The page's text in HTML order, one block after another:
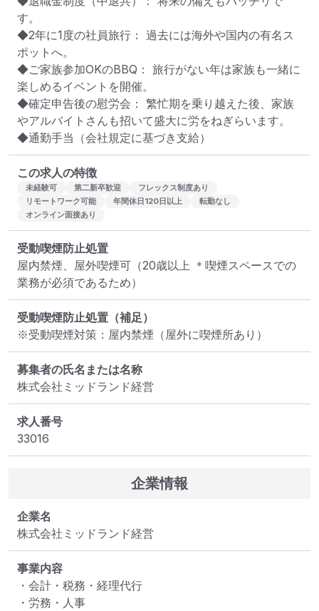
す。
◆2年に1度の社員旅行： 過去には海外や国内の有名ス
ポットへ。
◆ご家族参加OKのBBQ： 旅行がない年は家族も一緒に
楽しめるイベントを開催。
◆確定申告後の慰労会： 繁忙期を乗り越えた後、家族
やアルバイトさんも招いて盛大に労をねぎらいます。
◆通勤手当（会社規定に基づき支給）
この求人の特徴
未経験可 第二新卒歓迎
フレックス制度あり
リモートワーク可能
年間休日120日以上
転勤なし
オンライン面接あり
受動喫煙防止処置
屋内禁煙、屋外喫煙可（20歳以上 ＊喫煙スペースでの
業務が必須であるため）
受動喫煙防止処置（補足）
※受動喫煙対策：屋内禁煙（屋外に喫煙所あり）
募集者の氏名または名称
株式会社ミッドランド経営
求人番号
33016
企業情報
企業名
株式会社ミッドランド経営
事業内容
・会計・税務・経理代行
・労務・人事